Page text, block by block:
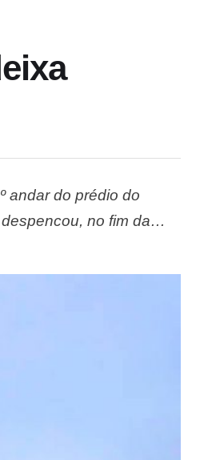
andar do prédio do
no fim da